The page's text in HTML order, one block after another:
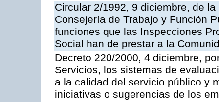
Circular 2/1992, 9 diciembre, de
Consejería de Trabajo y Función
funciones que las Inspecciones
Social han de prestar a la
Decreto 220/2000, 4 diciembre,
Servicios, los sistemas de
a la calidad del servicio público y
iniciativas o sugerencias de los